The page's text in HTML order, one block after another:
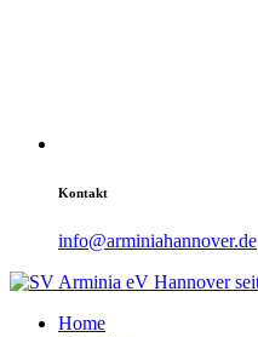
Kontakt
info@arminiahannover.de
Home